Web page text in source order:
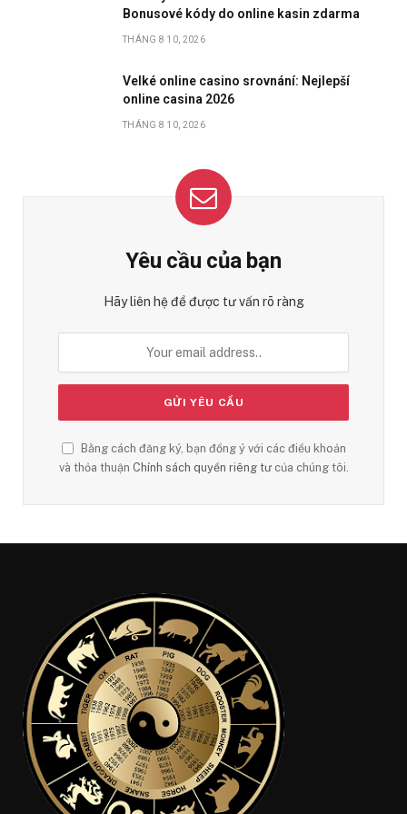
Bonusové kódy do online kasin zdarma
THÁNG 8 10, 2026
Velké online casino srovnání: Nejlepší
online casina 2026
THÁNG 8 10, 2026
Yêu cầu của bạn
Hãy liên hệ để được tư vấn rõ ràng
Bằng cách đăng ký, bạn đồng ý với các điều khoản
và thỏa thuận Chính sách quyền riêng tưcủa chúng tôi.